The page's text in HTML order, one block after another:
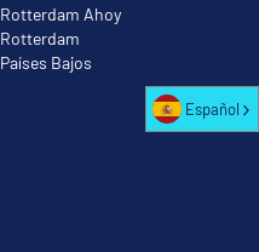
Rotterdam Ahoy
Rotterdam
Países Bajos
Español